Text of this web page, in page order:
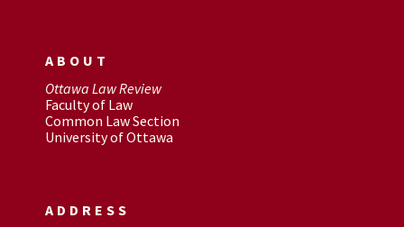
ABOUT
Ottawa Law Review
Faculty of Law
Common Law Section
University of Ottawa
ADDRESS